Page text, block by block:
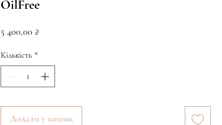
OilFree
5 400,00 ₴
Кількість *
Додати у кошик